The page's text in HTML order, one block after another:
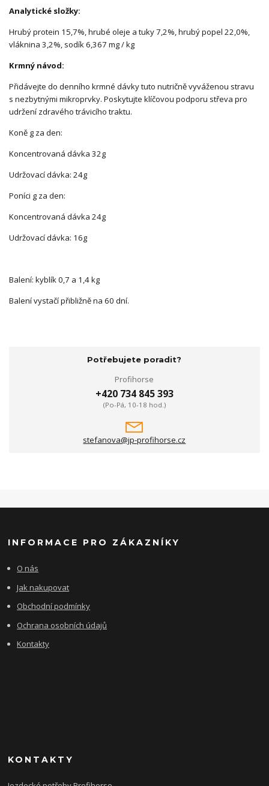
Analytické složky:
Hrubý protein 15,7%, hrubé oleje a tuky 7,2%, hrubý popel 22,0%,
vláknina 3,2%, sodík 6,367 mg / kg
Krmný návod:
Přidávejte do denního krmné dávky tuto nutričně vyváženou stravu
s nezbytnými mikroprvky. Poskytujte klíčovou podporu střeva pro
udržení zdravého trávicího traktu.
Koně g za den:
Koncentrovaná dávka 32g
Udržovací dávka: 24g
Poníci g za den:
Koncentrovaná dávka 24g
Udržovací dávka: 16g
Balení: kyblík 0,7 a 1,4 kg
Balení vystačí přibližně na 60 dní.
Potřebujete poradit?
Profihorse
+420 734 845 393
(Po-Pá, 10-18 hod.)
stefanova@jp-profihorse.cz
INFORMACE PRO ZÁKAZNÍKY
O nás
Jak nakupovat
Obchodní podmínky
Ochrana osobních údajů
Kontakty
KONTAKTY